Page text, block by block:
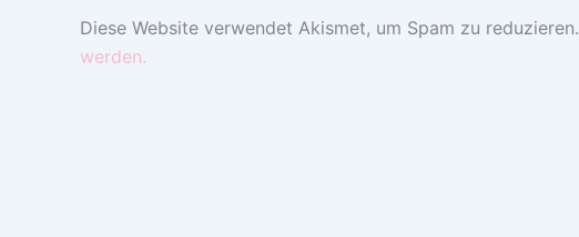
Diese Website verwendet Akismet, um Spam zu reduzieren.
werden.